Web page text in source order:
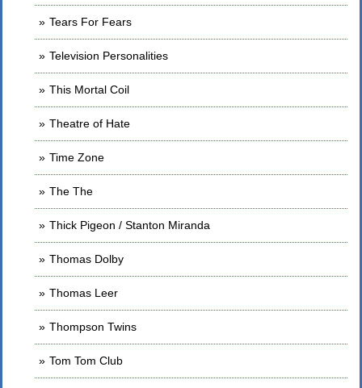
Tears For Fears
Television Personalities
This Mortal Coil
Theatre of Hate
Time Zone
The The
Thick Pigeon / Stanton Miranda
Thomas Dolby
Thomas Leer
Thompson Twins
Tom Tom Club